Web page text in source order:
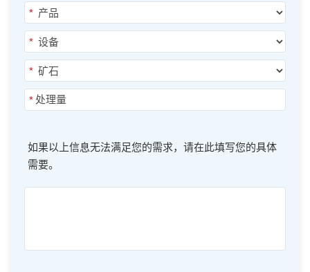
*
*
*
*
如果以上信息无法满足您的需求，请在此填写您的具体
需要。